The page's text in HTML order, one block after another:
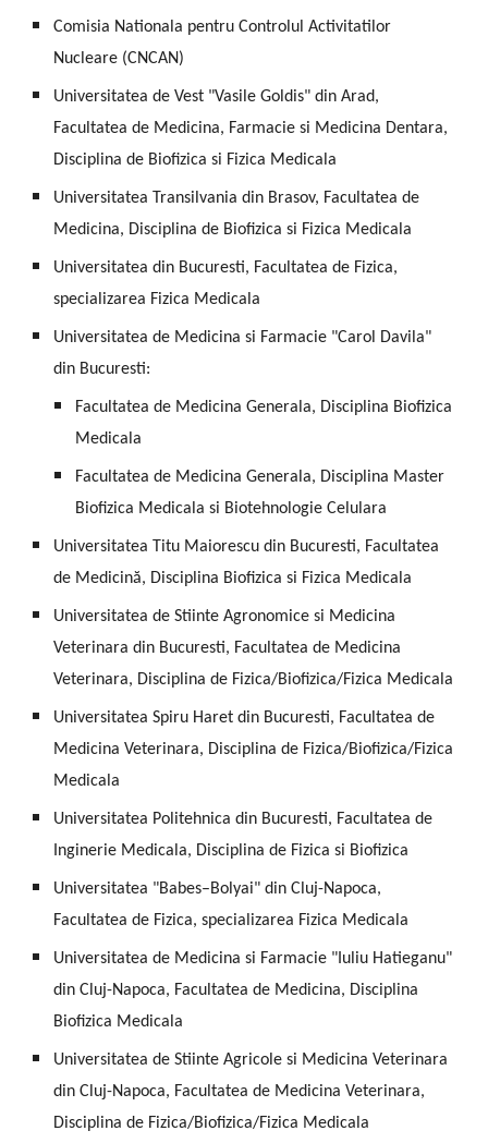
Comisia Nationala pentru Controlul Activitatilor
Nucleare (CNCAN)
Universitatea de Vest "Vasile Goldis" din Arad,
Facultatea de Medicina, Farmacie si Medicina Dentara,
Disciplina de Biofizica si Fizica Medicala
Universitatea Transilvania din Brasov, Facultatea de
Medicina, Disciplina de Biofizica si Fizica Medicala
Universitatea din Bucuresti, Facultatea de Fizica,
specializarea Fizica Medicala
Universitatea de Medicina si Farmacie "Carol Davila"
din Bucuresti:
Facultatea de Medicina Generala, Disciplina Biofizica
Medicala
Facultatea de Medicina Generala, Disciplina Master
Biofizica Medicala si Biotehnologie Celulara
Universitatea Titu Maiorescu din Bucuresti, Facultatea
de Medicină, Disciplina Biofizica si Fizica Medicala
Universitatea de Stiinte Agronomice si Medicina
Veterinara din Bucuresti, Facultatea de Medicina
Veterinara, Disciplina de Fizica/Biofizica/Fizica Medicala
Universitatea Spiru Haret din Bucuresti, Facultatea de
Medicina Veterinara, Disciplina de Fizica/Biofizica/Fizica
Medicala
Universitatea Politehnica din Bucuresti, Facultatea de
Inginerie Medicala, Disciplina de Fizica si Biofizica
Universitatea "Babes–Bolyai" din Cluj-Napoca,
Facultatea de Fizica, specializarea Fizica Medicala
Universitatea de Medicina si Farmacie "Iuliu Hatieganu"
din Cluj-Napoca, Facultatea de Medicina, Disciplina
Biofizica Medicala
Universitatea de Stiinte Agricole si Medicina Veterinara
din Cluj-Napoca, Facultatea de Medicina Veterinara,
Disciplina de Fizica/Biofizica/Fizica Medicala